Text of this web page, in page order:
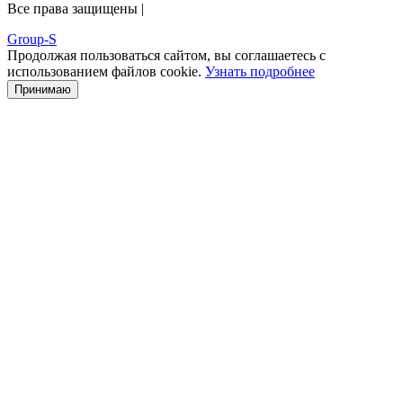
Все права защищены |
Group-S
Продолжая пользоваться сайтом, вы соглашаетесь с
использованием файлов cookie. Узнать подробнее
Принимаю